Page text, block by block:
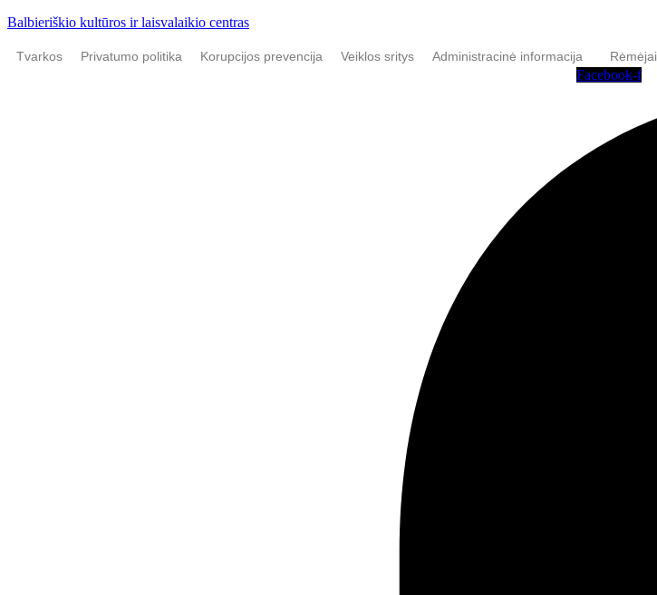
Balbieriškio kultūros ir laisvalaikio centras
Tvarkos Privatumo politika Korupcijos prevencija Veiklos sritys Administracinė informacija Rėmėjai
Facebook-f